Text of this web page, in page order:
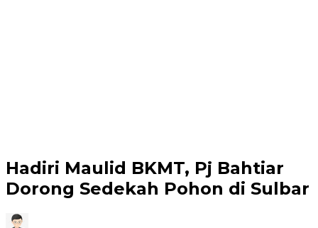
Hadiri Maulid BKMT, Pj Bahtiar
Dorong Sedekah Pohon di Sulbar